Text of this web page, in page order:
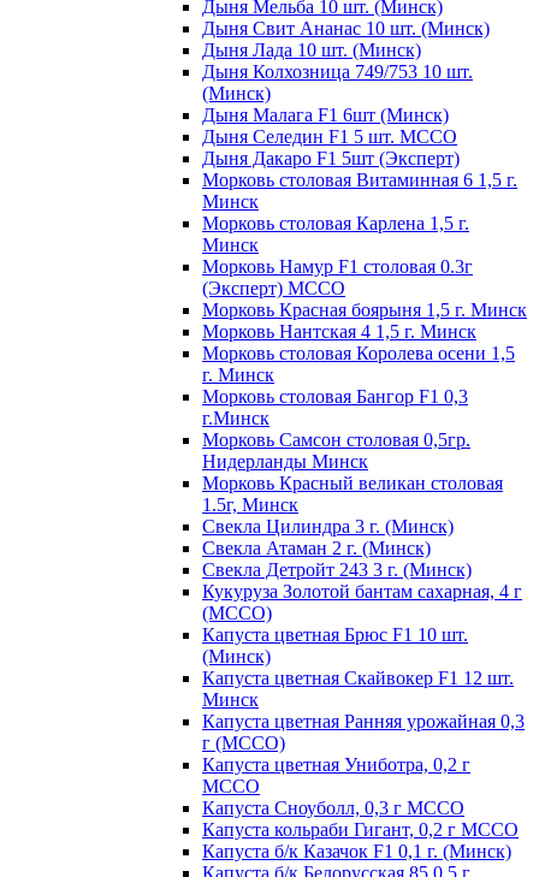
Дыня Мельба 10 шт. (Минск)
Дыня Свит Ананас 10 шт. (Минск)
Дыня Лада 10 шт. (Минск)
Дыня Колхозница 749/753 10 шт.
(Минск)
Дыня Малага F1 6шт (Минск)
Дыня Селедин F1 5 шт. МССО
Дыня Дакаро F1 5шт (Эксперт)
Морковь столовая Витаминная 6 1,5 г.
Минск
Морковь столовая Карлена 1,5 г.
Минск
Морковь Намур F1 столовая 0.3г
(Эксперт) МССО
Морковь Красная боярыня 1,5 г. Минск
Морковь Нантская 4 1,5 г. Минск
Морковь столовая Королева осени 1,5
г. Минск
Морковь столовая Бангор F1 0,3
г.Минск
Морковь Самсон столовая 0,5гр.
Нидерланды Минск
Морковь Красный великан столовая
1.5г, Минск
Свекла Цилиндра 3 г. (Минск)
Свекла Атаман 2 г. (Минск)
Свекла Детройт 243 3 г. (Минск)
Кукуруза Золотой бантам сахарная, 4 г
(МССО)
Капуста цветная Брюс F1 10 шт.
(Минск)
Капуста цветная Скайвокер F1 12 шт.
Минск
Капуста цветная Ранняя урожайная 0,3
г (МССО)
Капуста цветная Униботра, 0,2 г
МССО
Капуста Сноуболл, 0,3 г МССО
Капуста кольраби Гигант, 0,2 г МССО
Капуста б/к Казачок F1 0,1 г. (Минск)
Капуста б/к Белорусская 85 0,5 г.